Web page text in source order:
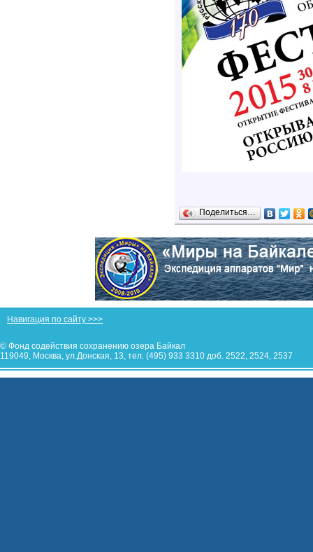
Поделиться…
Навигация по сайту >>>
© Фонд содействия сохранению озера Байкал
119049, Москва, ул.Донская, 13, тел. (495) 933 3310 доб. 2522, 2524, 2537